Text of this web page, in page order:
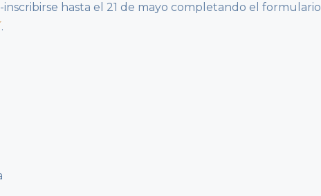
inscribirse hasta el 21 de mayo completando el formulario
.